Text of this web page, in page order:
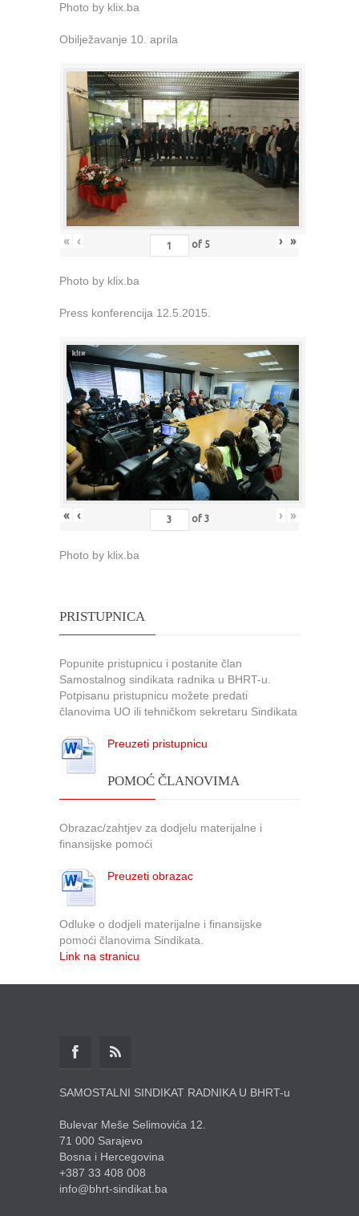
Photo by klix.ba
Obilježavanje 10. aprila
« ‹ of 5 › »
Photo by klix.ba
Press konferencija 12.5.2015.
« ‹ of 3 › »
Photo by klix.ba
PRISTUPNICA
Popunite pristupnicu i postanite član
Samostalnog sindikata radnika u BHRT-u.
Potpisanu pristupnicu možete predati
članovima UO ili tehničkom sekretaru Sindikata
Preuzeti pristupnicu
POMOĆ ČLANOVIMA
Obrazac/zahtjev za dodjelu materijalne i
finansijske pomoći
Preuzeti obrazac
Odluke o dodjeli materijalne i finansijske
pomoći članovima Sindikata.
Link na stranicu
SAMOSTALNI SINDIKAT RADNIKA U BHRT-u
Bulevar Meše Selimovića 12.
71 000 Sarajevo
Bosna i Hercegovina
+387 33 408 008
info@bhrt-sindikat.ba